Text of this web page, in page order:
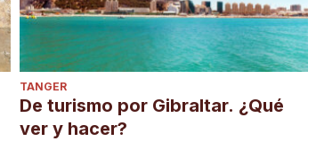
TANGER
De turismo por Gibraltar. ¿Qué
ver y hacer?